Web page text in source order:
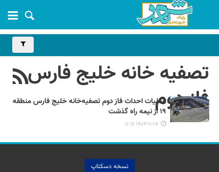
تصفیه خانه خلیج فارس
فاز دومعملیات احداث فاز دوم تصفیه‌خانه خلیج فارس منطقه
۱۹ از نیمه راه گذشت
۱۴۰۲-۱۱-۱۷ ۱۱:۱۶
نسخه دسکتاپ